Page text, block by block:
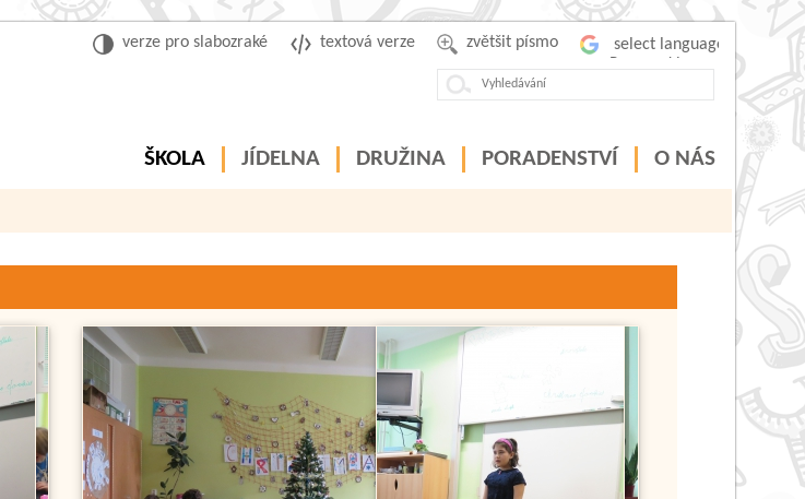
zvětšit písmo
textová verze
verze pro slabozraké
ŠKOLA JÍDELNA DRUŽINA PORADENSTVÍ O NÁS